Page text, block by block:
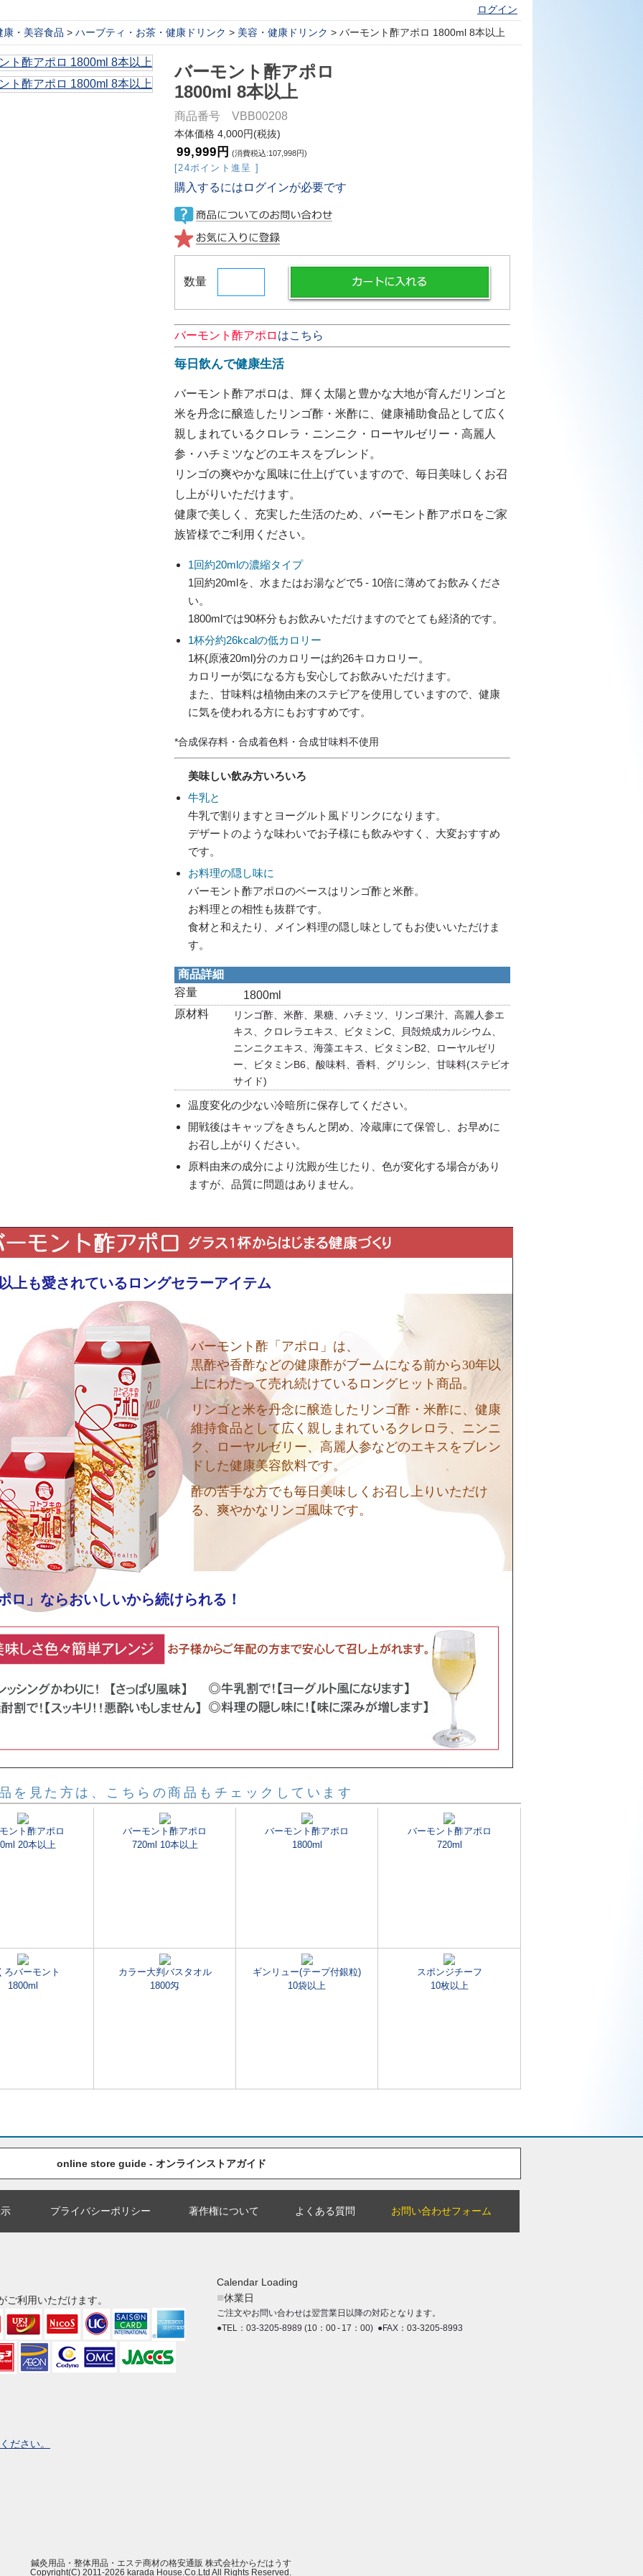
ログイン
康・美容食品 > ハーブティ・お茶・健康ドリンク > 美容・健康ドリンク > バーモント酢アポロ 1800ml 8本以上
バーモント酢アポロ
1800ml 8本以上
商品番号 VBB00208
本体価格 4,000円(税抜)
99,999円 (消費税込:107,998円)
[24ポイント進呈 ]
購入するにはログインが必要です
数量
バーモント酢アポロ はこちら
毎日飲んで健康生活
バーモント酢アポロは、輝く太陽と豊かな大地が育んだリンゴと
米を丹念に醸造したリンゴ酢・米酢に、健康補助食品として広く
親しまれているクロレラ・ニンニク・ローヤルゼリー・高麗人
参・ハチミツなどのエキスをブレンド。
リンゴの爽やかな風味に仕上げていますので、毎日美味しくお召
し上がりいただけます。
健康で美しく、充実した生活のため、バーモント酢アポロをご家
族皆様でご利用ください。
1回約20mlの濃縮タイプ
1回約20mlを、水またはお湯などで5 - 10倍に薄めてお飲みくださ
い。
1800mlでは90杯分もお飲みいただけますのでとても経済的です。
1杯分約26kcalの低カロリー
1杯(原液20ml)分のカロリーは約26キロカロリー。
カロリーが気になる方も安心してお飲みいただけます。
また、甘味料は植物由来のステビアを使用していますので、健康
に気を使われる方にもおすすめです。
*合成保存料・合成着色料・合成甘味料不使用
美味しい飲み方いろいろ
牛乳と
牛乳で割りますとヨーグルト風ドリンクになります。
デザートのような味わいでお子様にも飲みやすく、大変おすすめ
です。
お料理の隠し味に
バーモント酢アポロのベースはリンゴ酢と米酢。
お料理との相性も抜群です。
食材と和えたり、メイン料理の隠し味としてもお使いいただけま
す。
商品詳細
容量
1800ml
原材料
リンゴ酢、米酢、果糖、ハチミツ、リンゴ果汁、高麗人参エ
キス、クロレラエキス、ビタミンC、貝殻焼成カルシウム、
ニンニクエキス、海藻エキス、ビタミンB2、ローヤルゼリ
ー、ビタミンB6、酸味料、香料、グリシン、甘味料(ステビオ
サイド)
温度変化の少ない冷暗所に保存してください。
開戦後はキャップをきちんと閉め、冷蔵庫にて保管し、お早めに
お召し上がりください。
原料由来の成分により沈殿が生じたり、色が変化する場合があり
ますが、品質に問題はありません。
上も愛されているロングセラーアイテム
バーモント酢「アポロ」は、
黒酢や香酢などの健康酢がブームになる前から30年以
上にわたって売れ続けているロングヒット商品。
リンゴと米を丹念に醸造したリンゴ酢・米酢に、健康
維持食品として広く親しまれているクレロラ、ニンニ
ク、ローヤルゼリー、高麗人参などのエキスをブレン
ドした健康美容飲料です。
酢の苦手な方でも毎日美味しくお召し上りいただけ
る、爽やかなリンゴ風味です。
ロ」ならおいしいから続けられる！
を見た方は、こちらの商品もチェックしています
ント酢アポロ
20本以上
バーモント酢アポロ
720ml 10本以上
バーモント酢アポロ
1800ml
バーモント酢アポロ
720ml
ろバーモント
1800ml
カラー大判バスタオル
1800匁
ギンリュー(テープ付銀粒)
10袋以上
スポンジチーフ
10枚以上
online store guide - オンラインストアガイド
プライバシーポリシー 著作権について よくある質問 お問い合わせフォーム
利用いただけます。
ださい。
Calendar Loading
■休業日
ご注文やお問い合わせは翌営業日以降の対応となります。
●TEL：03-3205-8989 (10：00 - 17：00) ●FAX：03-3205-8993
鍼灸用品・整体用品・エステ商材の格安通販 株式会社からだはうす
Copyright(C) 2011-2026 karada House.Co.Ltd All Rights Reserved.